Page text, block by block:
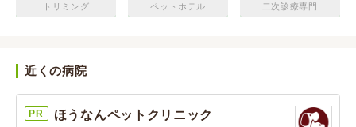
トリミング ペットホテル 二次診療専門
近くの病院
PR ほうなんペットクリニック